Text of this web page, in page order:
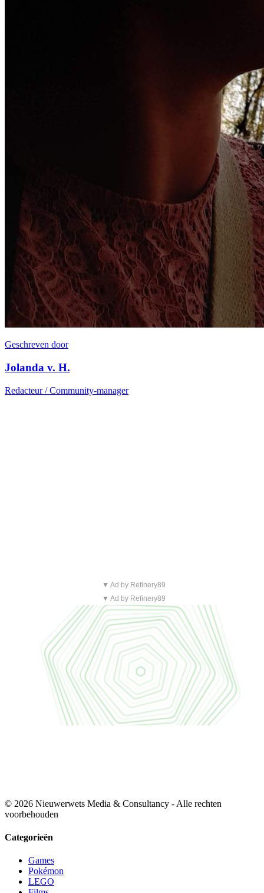
Geschreven door
Jolanda v. H.
Redacteur / Community-manager
▼ Ad by Refinery89
▼ Ad by Refinery89
© 2026 Nieuwerwets Media & Consultancy - Alle rechten
voorbehouden
Categorieën
Games
Pokémon
LEGO